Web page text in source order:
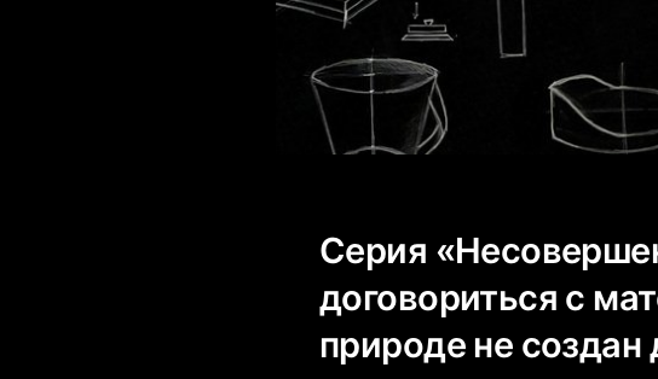
Серия
договориться с
природе не